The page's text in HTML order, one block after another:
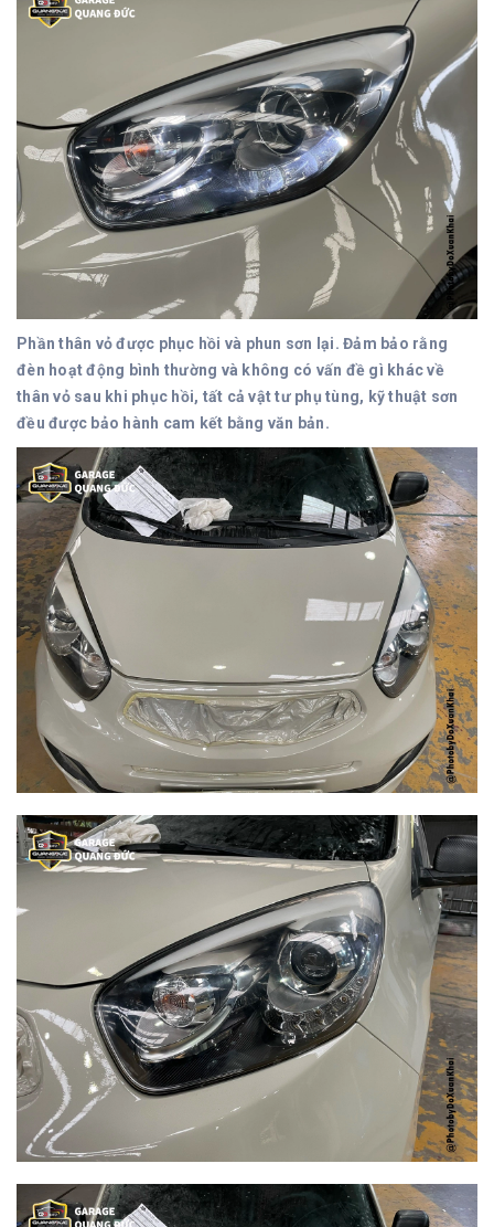
Phần thân vỏ được phục hồi và phun sơn lại. Đảm bảo rằng
đèn hoạt động bình thường và không có vấn đề gì khác về
thân vỏ sau khi phục hồi, tất cả vật tư phụ tùng, kỹ thuật sơn
đều được bảo hành cam kết bằng văn bản.